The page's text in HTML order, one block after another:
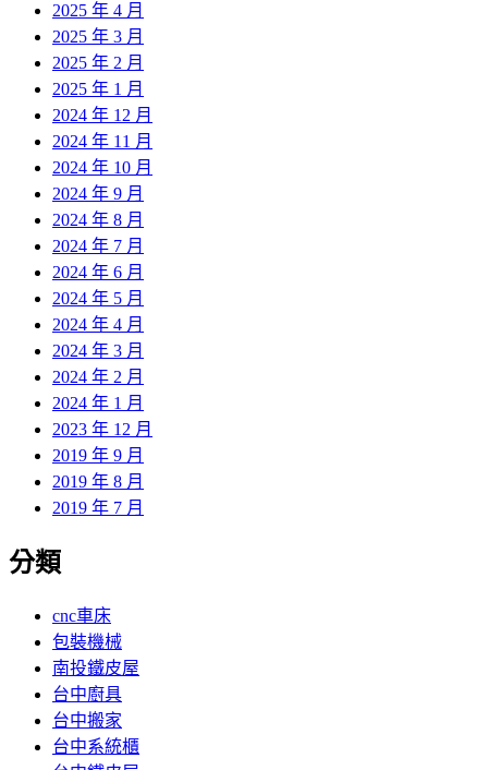
2025 年 4 月
2025 年 3 月
2025 年 2 月
2025 年 1 月
2024 年 12 月
2024 年 11 月
2024 年 10 月
2024 年 9 月
2024 年 8 月
2024 年 7 月
2024 年 6 月
2024 年 5 月
2024 年 4 月
2024 年 3 月
2024 年 2 月
2024 年 1 月
2023 年 12 月
2019 年 9 月
2019 年 8 月
2019 年 7 月
分類
cnc車床
包裝機械
南投鐵皮屋
台中廚具
台中搬家
台中系統櫃